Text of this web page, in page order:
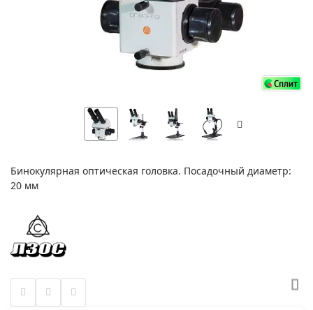
Бинокулярная оптическая головка. Посадочный диаметр:
20 мм